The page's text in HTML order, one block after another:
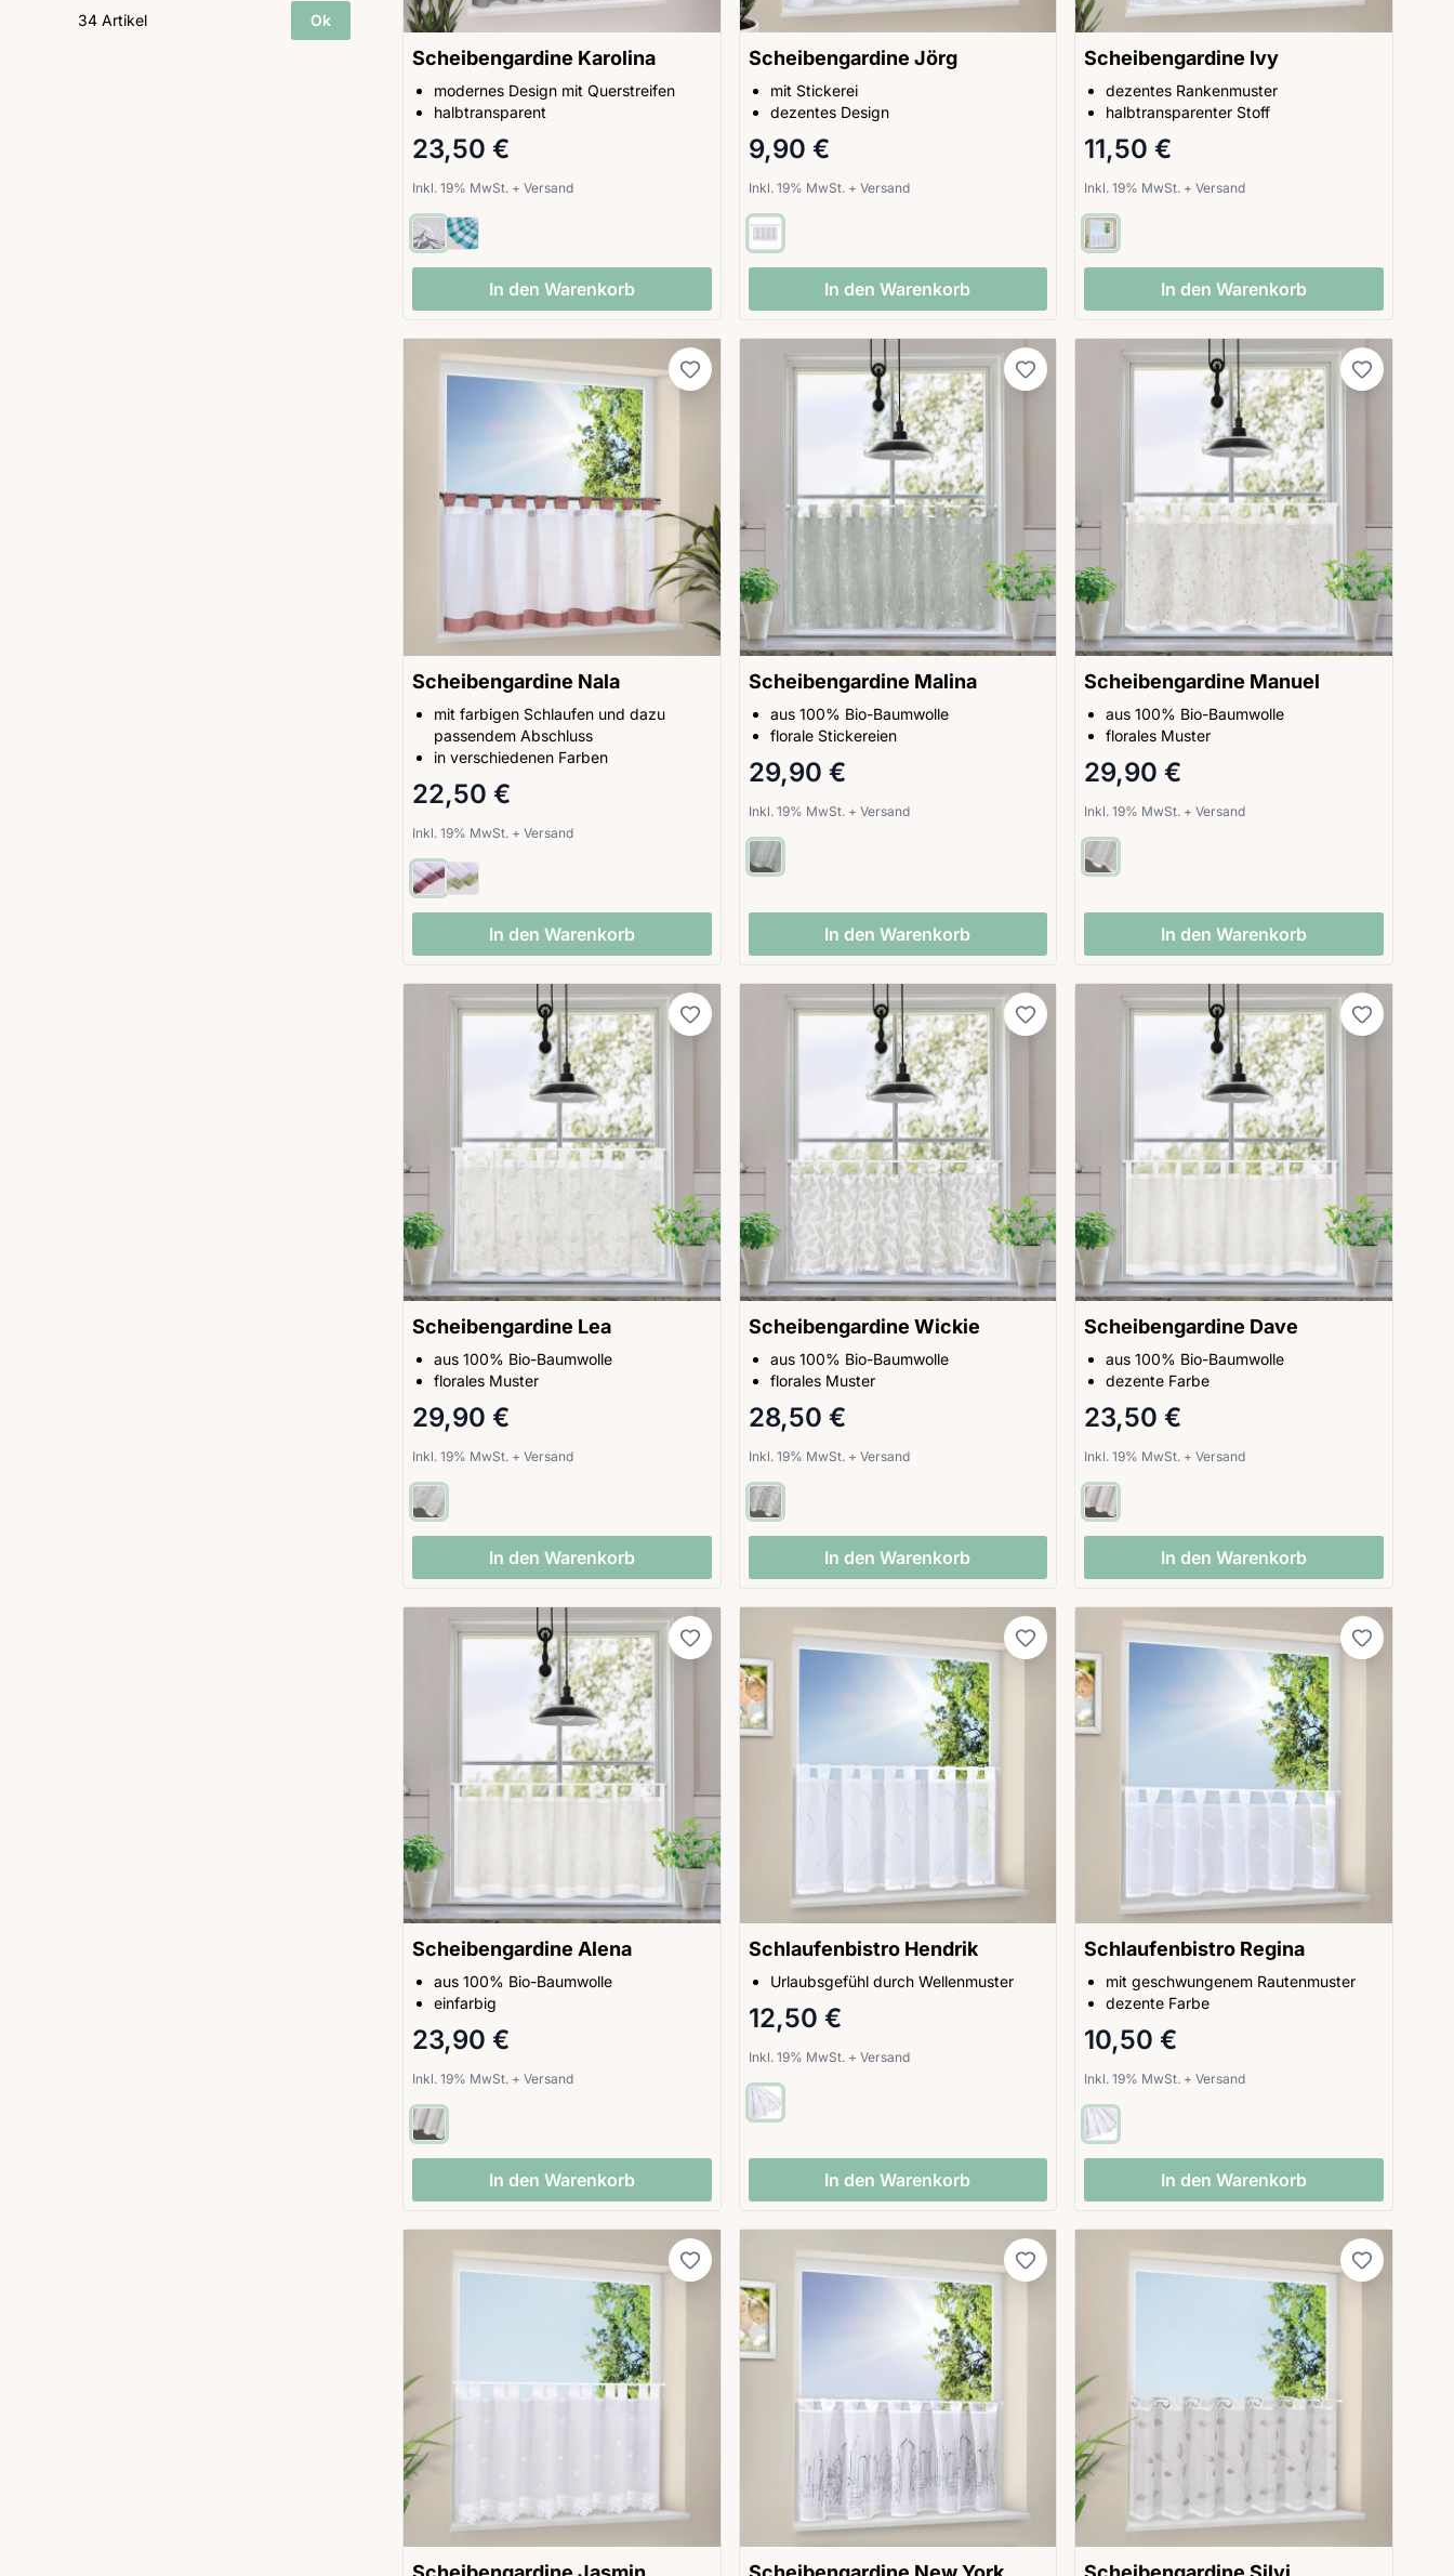
34 Artikel Ok
Scheibengardine Karolina
modernes Design mit Querstreifen
halbtransparent
23,50 €
Inkl. 19% MwSt. + Versand
In den Warenkorb
Scheibengardine Jörg
mit Stickerei
dezentes Design
9,90 €
Inkl. 19% MwSt. + Versand
In den Warenkorb
Scheibengardine Ivy
dezentes Rankenmuster
halbtransparenter Stoff
11,50 €
Inkl. 19% MwSt. +Versand
In den Warenkorb
Scheibengardine Nala
mit farbigen Schlaufen und dazu
passendem Abschluss
in verschiedenen Farben
22,50 €
Inkl. 19% MwSt. + Versand
In den Warenkorb
Scheibengardine Malina
aus 100% Bio-Baumwolle
florale Stickereien
29,90 €
Inkl. 19% MwSt. + Versand
In den Warenkorb
Scheibengardine Manuel
aus 100% Bio-Baumwolle
florales Muster
29,90 €
Inkl. 19% MwSt. +Versand
In den Warenkorb
Scheibengardine Lea
aus 100% Bio-Baumwolle
florales Muster
29,90 €
Inkl. 19% MwSt. + Versand
In den Warenkorb
Scheibengardine Wickie
aus 100% Bio-Baumwolle
florales Muster
28,50 €
Inkl. 19% MwSt. + Versand
In den Warenkorb
Scheibengardine Dave
aus 100% Bio-Baumwolle
dezente Farbe
23,50 €
Inkl. 19% MwSt. +Versand
In den Warenkorb
Scheibengardine Alena
aus 100% Bio-Baumwolle
einfarbig
23,90 €
Inkl. 19% MwSt. + Versand
In den Warenkorb
Schlaufenbistro Hendrik
Urlaubsgefühl durch Wellenmuster
12,50 €
Inkl. 19% MwSt. + Versand
In den Warenkorb
Schlaufenbistro Regina
mit geschwungenem Rautenmuster
dezente Farbe
10,50 €
Inkl. 19% MwSt. +Versand
In den Warenkorb